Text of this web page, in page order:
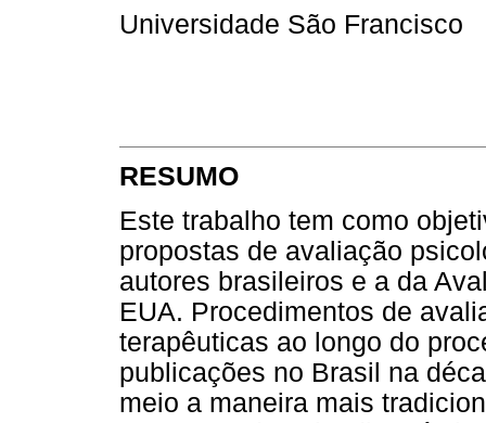
Universidade São Francisco
RESUMO
Este trabalho tem como
propostas de avaliação
autores brasileiros e a da
EUA. Procedimentos de
terapêuticas ao longo do
publicações no Brasil na
meio a maneira mais